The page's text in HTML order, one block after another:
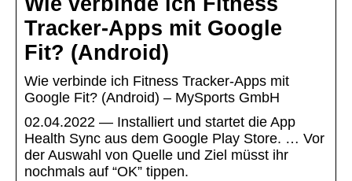
Tracker-Apps mit Google
Fit? (Android)
Wie verbinde ich Fitness Tracker-Apps mit
Google Fit? (Android) – MySports GmbH
02.04.2022 — Installiert und startet die App
Health Sync aus dem Google Play Store. … Vor
der Auswahl von Quelle und Ziel müsst ihr
nochmals auf “OK” tippen.